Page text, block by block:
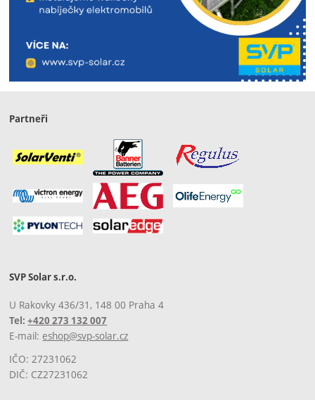
Partneři
SVP Solar s.r.o.
U Rakovky 436/31, 148 00 Praha 4
Tel:+420 273 132 007
E-mail: eshop@svp-solar.cz
IČO: 27231062
DIČ: CZ27231062